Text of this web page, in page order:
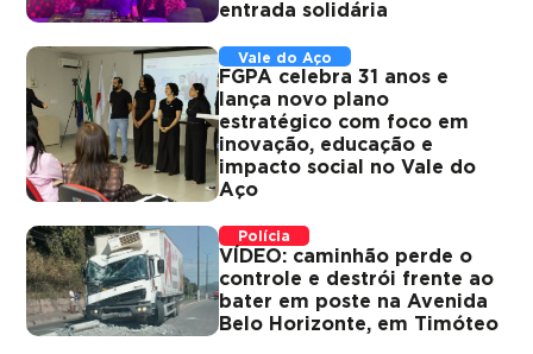
entrada solidária
Vale do Aço
FGPA celebra 31 anos e
lança novo plano
estratégico com foco em
inovação, educação e
impacto social no Vale do
Aço
Polícia
VÍDEO: caminhão perde o
controle e destrói frente ao
bater em poste na Avenida
Belo Horizonte, em Timóteo